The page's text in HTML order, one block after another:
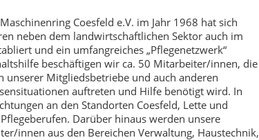
Coesfeld e.V. im Jahr 1968 hat sich
neben dem landwirtschaftlichen Sektor auch im
und ein umfangreiches „Pflegenetzwerk“
beschäftigen wir ca. 50 Mitarbeiter/innen, die
Mitgliedsbetriebe und auch anderen
auftreten und Hilfe benötigt wird. In
an den Standorten Coesfeld, Lette und
Darüber hinaus werden unsere
innen aus den Bereichen Verwaltung, Haustechnik,